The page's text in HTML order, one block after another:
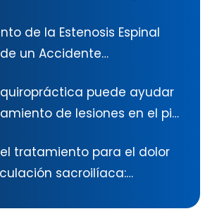
de la Estenosis Espinal
un Accidente
puede ayudar
de lesiones en el pie
tratamiento para el dolor
sacroilíaca: